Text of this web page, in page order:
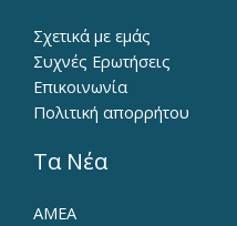
Σχετικά με εμάς
Συχνές Ερωτήσεις
Επικοινωνία
Πολιτική απορρήτου
Τα Νέα
ΑΜΕΑ